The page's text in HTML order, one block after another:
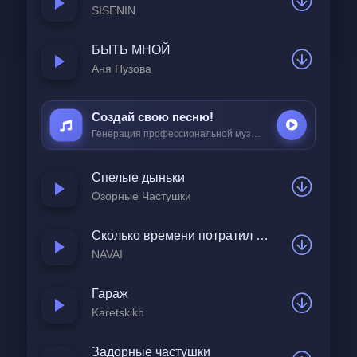
ошибаться.
Ведь жизнь одна, братан, и срок у нас
Так нахуй страх и боль — иди своей
дорогой.
истоком.
Я видел фальшь в глазах под маской
Но стал сильней, хотя внутри бывало всё
SISENIN
БЫТЬ МНОЙ
Аня Пузова
Создай свою песню!
Генерация профессиональной музыки всего за
Спелые дыньки
Озорные Частушки
Сколько времени потратил зря
NAVAI
Гараж
Karetskikh
Задорные частушки